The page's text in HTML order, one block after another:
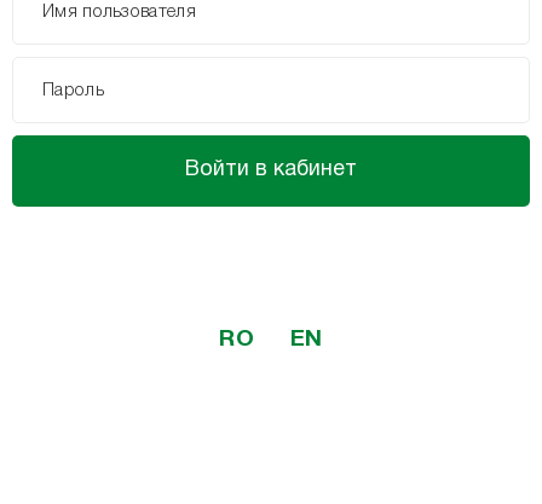
Имя пользователя
Пароль
Войти в кабинет
RO EN